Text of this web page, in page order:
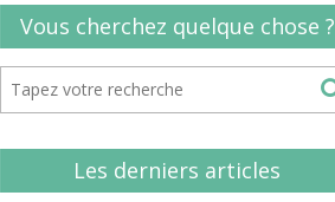
Vous cherchez quelque chose ?
Les derniers articles